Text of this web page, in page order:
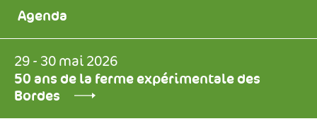
Agenda
29 - 30 mai 2026
50 ans de la ferme expérimentale des
Bordes